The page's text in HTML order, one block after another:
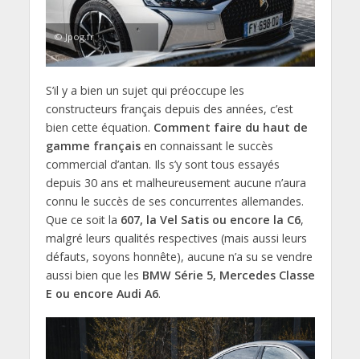
© Jpog.fr
S’il y a bien un sujet qui préoccupe les
constructeurs français depuis des années, c’est
bien cette équation. Comment faire du haut de
gamme françaisen connaissant le succès
commercial d’antan. Ils s’y sont tous essayés
depuis 30 ans et malheureusement aucune n’aura
connu le succès de ses concurrentes allemandes.
Que ce soit la 607, la Vel Satis ou encore la C6,
malgré leurs qualités respectives (mais aussi leurs
défauts, soyons honnête), aucune n’a su se vendre
aussi bien que les BMW Série 5, Mercedes Classe
E ou encore Audi A6.